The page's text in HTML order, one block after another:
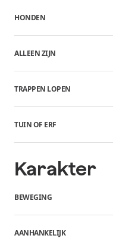
HONDEN
ALLEEN ZIJN
TRAPPEN LOPEN
TUIN OF ERF
Karakter
BEWEGING
AANHANKELIJK